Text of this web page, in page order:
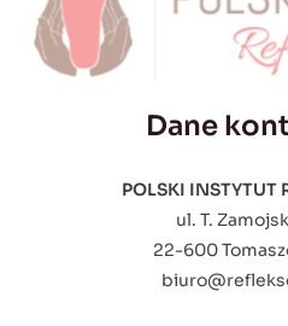
Dane
POLSKI INSTYTUT
ul. T.
22-600